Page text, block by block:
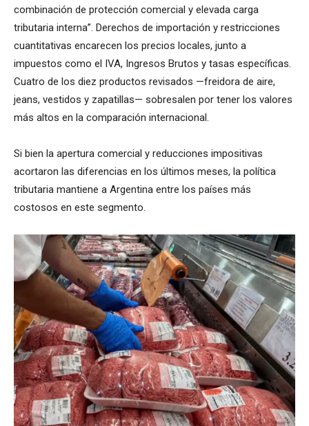
combinación de protección comercial y elevada carga
tributaria interna”. Derechos de importación y restricciones
cuantitativas encarecen los precios locales, junto a
impuestos como el IVA, Ingresos Brutos y tasas específicas.
Cuatro de los diez productos revisados —freidora de aire,
jeans, vestidos y zapatillas— sobresalen por tener los valores
más altos en la comparación internacional.
Si bien la apertura comercial y reducciones impositivas
acortaron las diferencias en los últimos meses, la política
tributaria mantiene a Argentina entre los países más
costosos en este segmento.